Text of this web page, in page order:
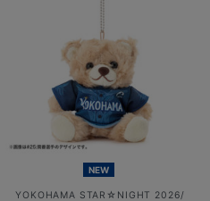
NEW
YOKOHAMA STAR☆NIGHT 2026/